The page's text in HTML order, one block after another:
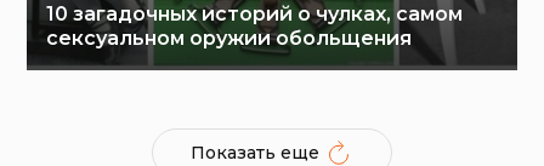
10 загадочных историй о чулках, самом
сексуальном оружии обольщения
Показать еще